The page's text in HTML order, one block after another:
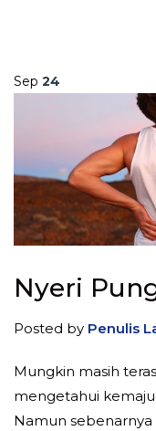
Sep 24
Nyeri
Posted by Penulis
Mungkin masih
mengetahui
Namun